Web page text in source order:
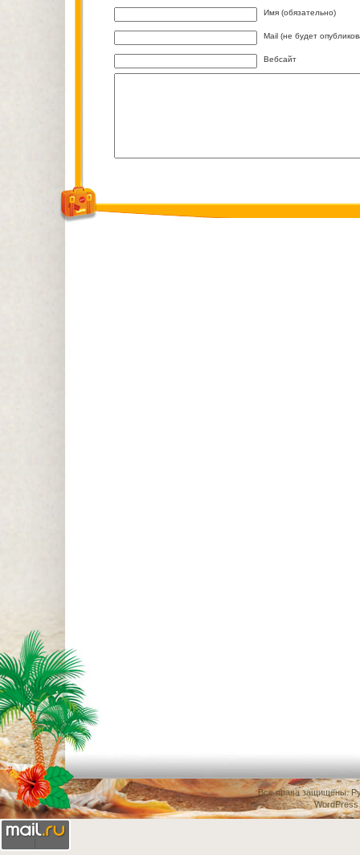
Имя (обязательно)
Mail (не будет
Вебсайт
Все права защищены.